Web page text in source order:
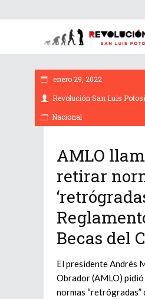
enero 29, 2022
Revolución San Luis Potosí
Nacional
AMLO
retirar
Becas del
El presidente Andrés
Obrador (AMLO)
normas “retrógradas”